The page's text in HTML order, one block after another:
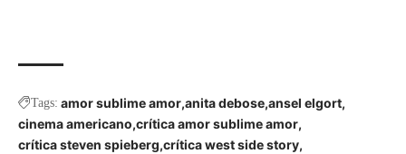
Tags: amor sublime amor anita debose ansel elgort
cinema americano crítica amor sublime amor
crítica steven spieberg crítica west side story